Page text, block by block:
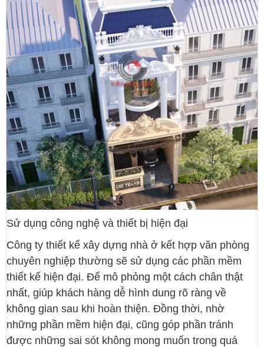
Sử dụng công nghệ và thiết bị hiện đại
Công ty thiết kế xây dựng nhà ở kết hợp văn phòng
chuyên nghiệp thường sẽ sử dụng các phần mềm
thiết kế hiện đại. Để mô phỏng một cách chân thật
nhất, giúp khách hàng dễ hình dung rõ ràng về
không gian sau khi hoàn thiện. Đồng thời, nhờ
những phần mềm hiện đại, cũng góp phần tránh
được những sai sót không mong muốn trong quá